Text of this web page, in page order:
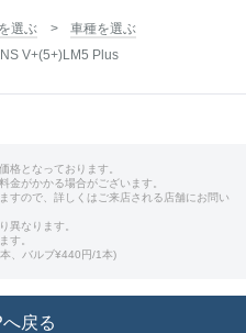
選ぶ
車種を選ぶ
V+(5+)LM5 Plus
格となっております。
金がかかる場合がございます。
すので、詳しくはご来店される店舗にお問い
異なります。
す。
、バルブ¥440円/1本)
戻る